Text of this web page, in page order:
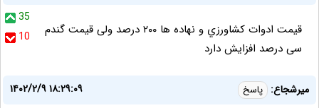
35
10
قيمت ادوات كشاورزي و نهاده ها ۲۰۰ درصد ولی قيمت گندم
سی درصد افزايش دارد
میرشجاع: پاسخ
۱۴۰۲/۲/۹ ۱۸:۲۹:۰۹